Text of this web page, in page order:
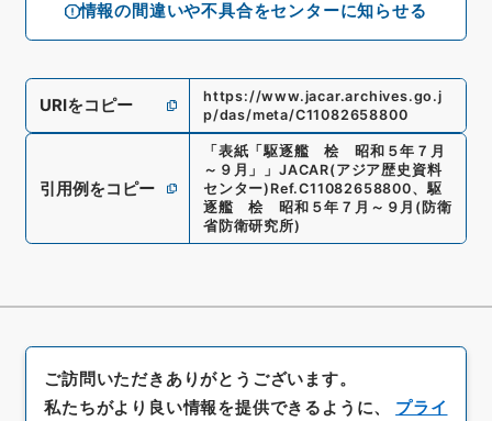
情報の間違いや不具合をセンターに知らせる
URIをコピー
https://www.jacar.archives.go.j
p/das/meta/C11082658800
引用例をコピー
「 表紙「駆逐艦 桧 昭和５年７月
～９月」
」 JACAR(アジア歴史資料
センター) Ref.C11082658800、駆
逐艦 桧 昭和５年７月～９月 ( 防衛
省防衛研究所)
ご訪問いただきありがとうございます。
私たちがより良い情報を提供できるように、 プライ